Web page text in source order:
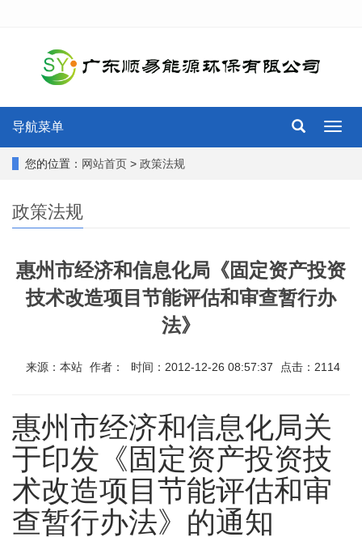
导
导航菜单
您的位置： 网站首页 > 政策法规
政策法规
惠州市经济和信息化局《固定资产投资
技术改造项目节能评估和审查暂行办
法》
来源：本站 作者： 时间：2012-12-26 08:57:37 点击：2114
惠州市经济和信息化局关
于印发《固定资产投资技
术改造项目节能评估和审
查暂行办法》的通知